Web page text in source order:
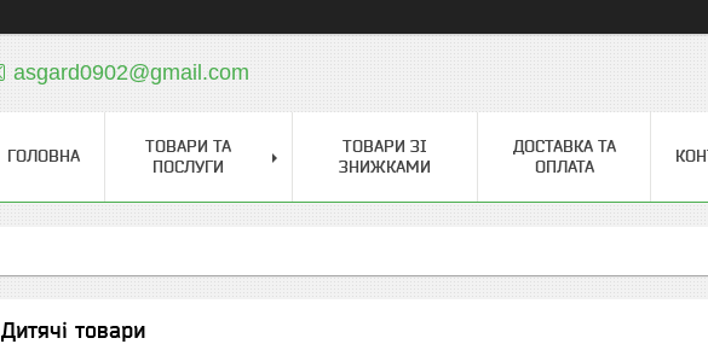
asgard0902@gmail.com
ГОЛОВНА
ТОВАРИ ТА
ПОСЛУГИ
ТОВАРИ ЗІ
ЗНИЖКАМИ
ДОСТАВКА ТА
ОПЛАТА
Дитячі товари